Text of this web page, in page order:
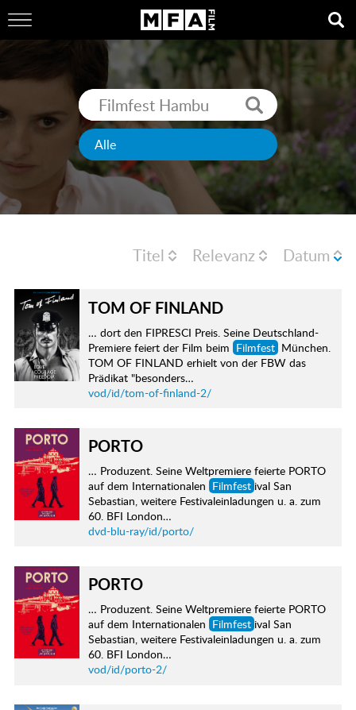
Titel Relevanz Datum
TOM OF FINLAND
… dort den FIPRESCI Preis. Seine Deutschland-
Premiere feiert der Film beim Filmfest München.
TOM OF FINLAND erhielt von der FBW das
Prädikat "besonders…
vod/id/tom-of-finland-2/
PORTO
… Produzent. Seine Weltpremiere feierte PORTO
auf dem Internationalen Filmfest ival San
Sebastian, weitere Festivaleinladungen u. a. zum
60. BFI London…
dvd-blu-ray/id/porto/
PORTO
… Produzent. Seine Weltpremiere feierte PORTO
auf dem Internationalen Filmfest ival San
Sebastian, weitere Festivaleinladungen u. a. zum
60. BFI London…
vod/id/porto-2/